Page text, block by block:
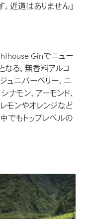
近道はありません」
Ginでニュー
る。無香料アルコ
ュニパーベリー、ニ
ナモン、アーモンド、
モンやオレンジなど
でもトップレベルの